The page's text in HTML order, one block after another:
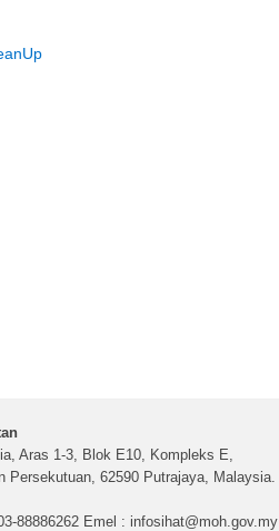
Aras 1-3, Blok E10, Kompleks E,
Persekutuan, 62590 Putrajaya, Malaysia.
88886262 Emel : infosihat@moh.gov.my